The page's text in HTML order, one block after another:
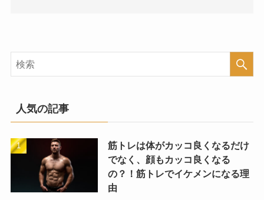
人気の記事
筋トレは体がカッコ良くなるだけ
でなく、顔もカッコ良くなる
の？！筋トレでイケメンになる理
由